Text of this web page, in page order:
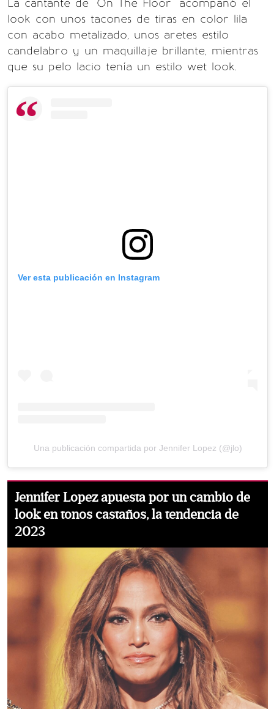
La cantante de "On The Floor" acompañó el
look con unos tacones de tiras en color lila
con acabo metalizado, unos aretes estilo
candelabro y un maquillaje brillante, mientras
que su pelo lacio tenía un estilo wet look.
Ver esta publicación en Instagram
Una publicación compartida por Jennifer Lopez (@jlo)
Jennifer Lopez apuesta por un cambio de
look en tonos castaños, la tendencia de
2023